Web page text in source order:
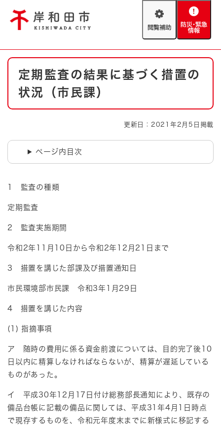
閲
助
防
緊
情
やさしい日本語
防災・緊急情報 救急・消防
ハザードマップ
本
定期監査の結果に基づく措置の
状況（市民課）
更新日：2021年2月5日掲載
ページ内目次
1 監査の種類
定期監査
2 監査実施期間
令和2年11月10日から令和2年12月21日まで
3 措置を講じた部課及び措置通知日
市民環境部市民課 令和3年1月29日
4 措置を講じた内容
(1) 指摘事項
ア 随時の費用に係る資金前渡については、目的完了後10
日以内に精算しなければならないが、精算が遅延している
ものがあった。
イ 平成30年12月17日付け総務部長通知により、既存の
備品台帳に記載の備品に関しては、平成31年4月1日時点
で現存するものを、令和元年度末までに新様式に移記する